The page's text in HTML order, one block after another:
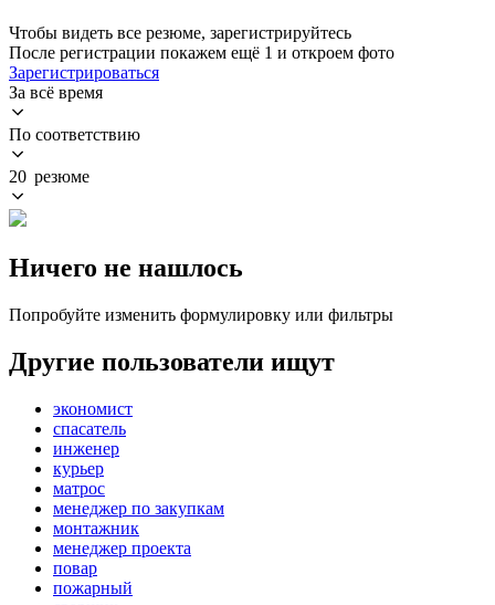
Чтобы видеть все резюме, зарегистрируйтесь
После регистрации покажем ещё 1 и откроем фото
Зарегистрироваться
За всё время
По соответствию
20 резюме
Ничего не нашлось
Попробуйте изменить формулировку или фильтры
Другие пользователи ищут
экономист
спасатель
инженер
курьер
матрос
менеджер по закупкам
монтажник
менеджер проекта
повар
пожарный